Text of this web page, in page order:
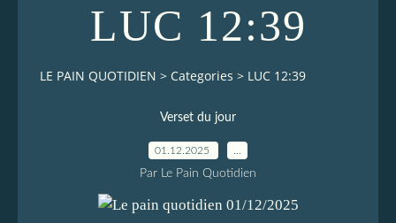
LUC 12:39
LE PAIN QUOTIDIEN > Categories > LUC 12:39
Verset du jour
01.12.2025
Par Le Pain Quotidien